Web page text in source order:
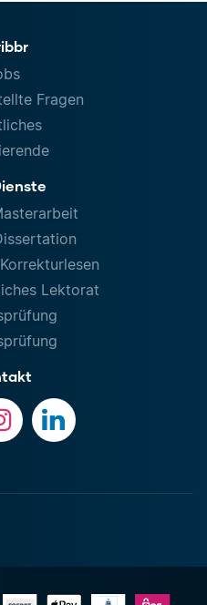
Fragen
Lektorat